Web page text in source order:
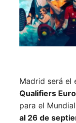
Madrid será el
Qualifiers
para el
al 26 de